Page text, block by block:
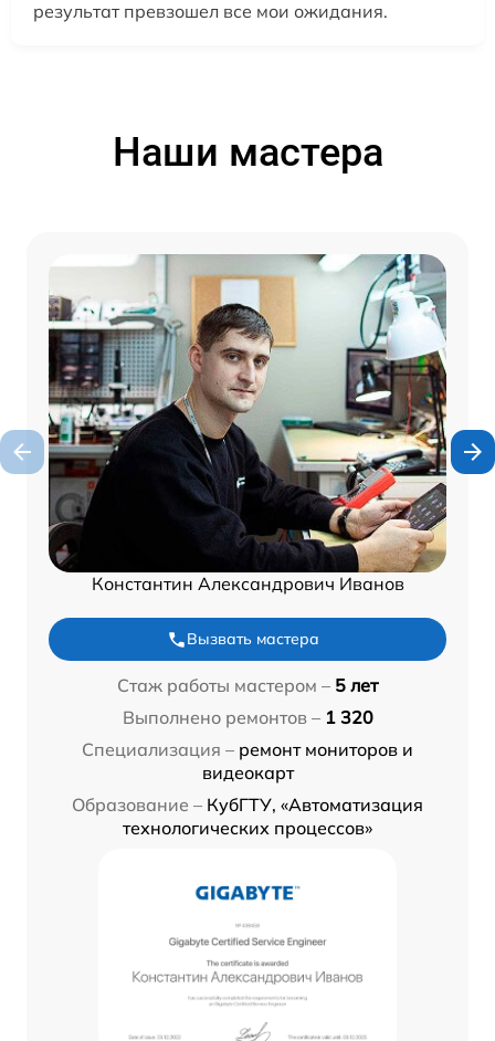
результат превзошел все мои ожидания.
Наши мастера
Константин Александрович Иванов
Вызвать мастера
Стаж работы мастером – 5 лет
Выполнено ремонтов – 1 320
Специализация – ремонт мониторов и
видеокарт
Образование – КубГТУ, «Автоматизация
технологических процессов»